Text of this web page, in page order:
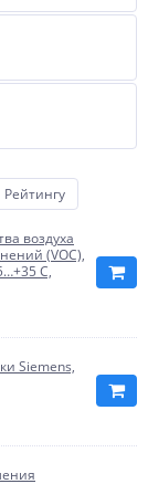
Рейтингу
воздуха
(VOC),
C,
Siemens,